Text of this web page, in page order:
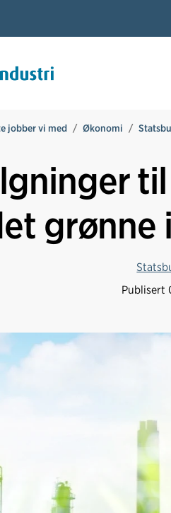
jobber vi med Økonomi
til
Publisert